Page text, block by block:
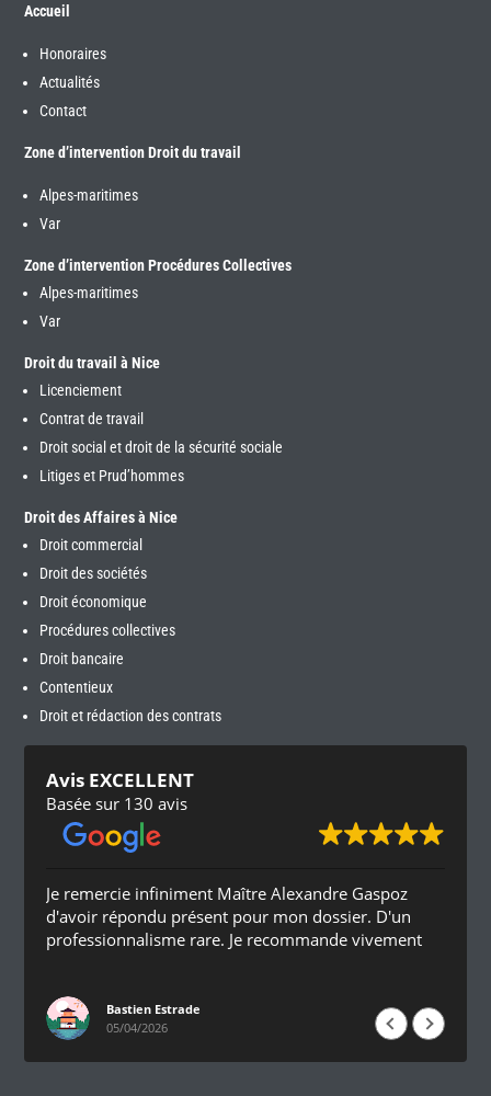
Accueil
Honoraires
Actualités
Contact
Zone d’intervention Droit du travail
Alpes-maritimes
Var
Zone d’intervention Procédures Collectives
Alpes-maritimes
Var
Droit du travail à Nice
Licenciement
Contrat de travail
Droit social et droit de la sécurité sociale
Litiges et Prud’hommes
Droit des Affaires à Nice
Droit commercial
Droit des sociétés
Droit économique
Procédures collectives
Droit bancaire
Contentieux
Droit et rédaction des contrats
Avis EXCELLENT
Basée sur 130 avis
Je remercie infiniment Maître Alexandre Gaspoz
d'avoir répondu présent pour mon dossier. D'un
professionnalisme rare. Je recommande vivement
Bastien Estrade
05/04/2026